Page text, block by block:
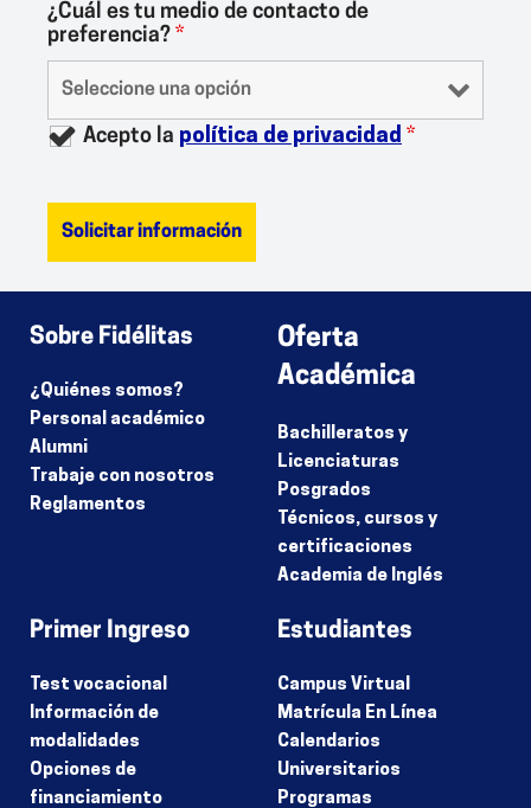
¿Cuál es tu medio de contacto de
preferencia? *
Acepto la política de privacidad *
Sobre Fidélitas
¿Quiénes somos?
Personal académico
Alumni
Trabaje con nosotros
Reglamentos
Oferta
Académica
Bachilleratos y
Licenciaturas
Posgrados
Técnicos, cursos y
certificaciones
Academia de Inglés
Primer Ingreso
Test vocacional
Información de
modalidades
Opciones de
financiamiento
Estudiantes
Campus Virtual
Matrícula En Línea
Calendarios
Universitarios
Programas